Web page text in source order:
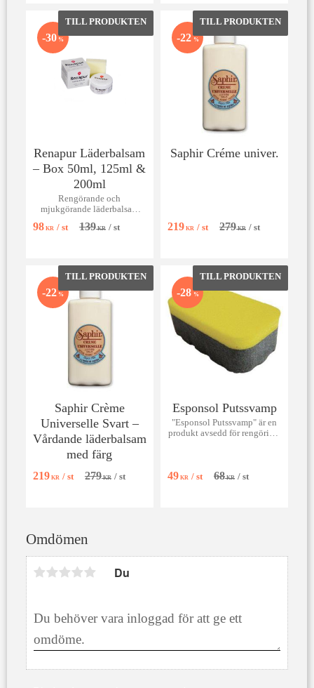
Omdömen
Du
Renapur Läderbalsam
– Box 50ml, 125ml &
200ml
Rengörande och
mjukgörande läderbalsam
yta utan efterpolering och
98KR / st 139KR / st
30 % Lägg till i favoriter
Saphir Créme univer.
219 KR / st 279KR / st
22 % Lägg till
Saphir Crème
Universelle Svart –
Vårdande läderbalsam
med färg
219KR / st 279KR / st
22 % Lägg till i favoriter
Esponsol Putssvamp
"Esponsol Putssvamp" är en
produkt avsedd för rengöring,
49 KR / st 68KR / st
28 % Lägg till